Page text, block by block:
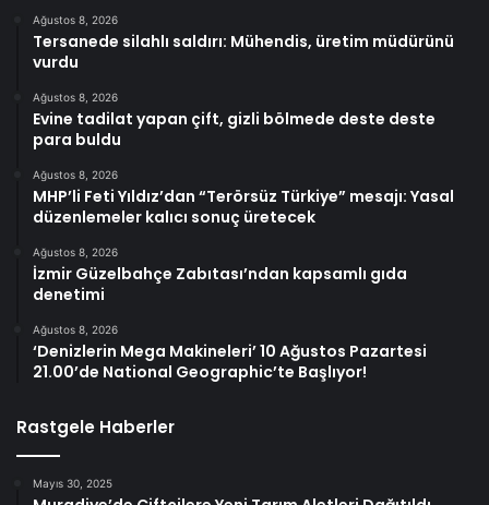
Ağustos 8, 2026
Tersanede silahlı saldırı: Mühendis, üretim müdürünü
vurdu
Ağustos 8, 2026
Evine tadilat yapan çift, gizli bölmede deste deste
para buldu
Ağustos 8, 2026
MHP’li Feti Yıldız’dan “Terörsüz Türkiye” mesajı: Yasal
düzenlemeler kalıcı sonuç üretecek
Ağustos 8, 2026
İzmir Güzelbahçe Zabıtası’ndan kapsamlı gıda
denetimi
Ağustos 8, 2026
‘Denizlerin Mega Makineleri’ 10 Ağustos Pazartesi
21.00’de National Geographic’te Başlıyor!
Rastgele Haberler
Mayıs 30, 2025